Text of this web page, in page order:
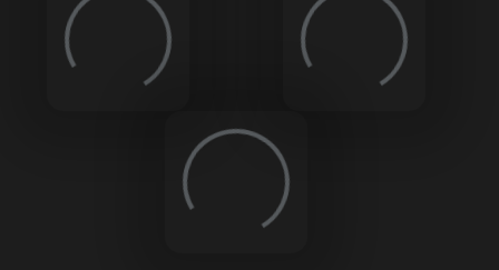
Loading... Loading...
Loading...